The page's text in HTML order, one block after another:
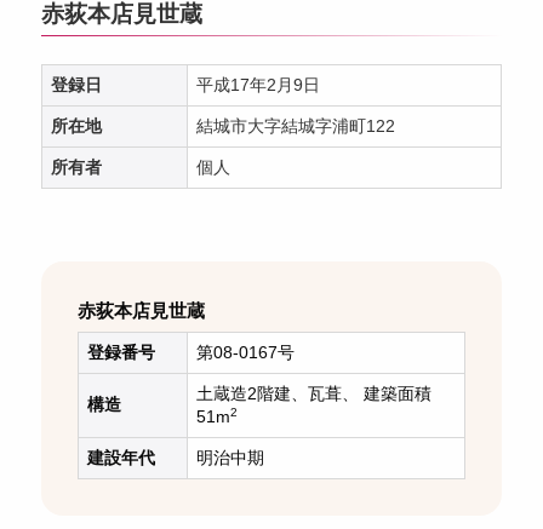
赤荻本店見世蔵
登録日 平成17年2月9日
所在地 結城市大字結城字浦町122
所有者 個人
赤荻本店見世蔵
登録番号 第08-0167号
構造
土蔵造2階建、瓦葺、 建築面積
51m2
建設年代 明治中期